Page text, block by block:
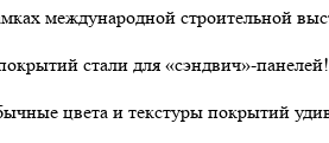
международной строительной
стали для «сэндвич»-панелей!
цвета и текстуры покрытий